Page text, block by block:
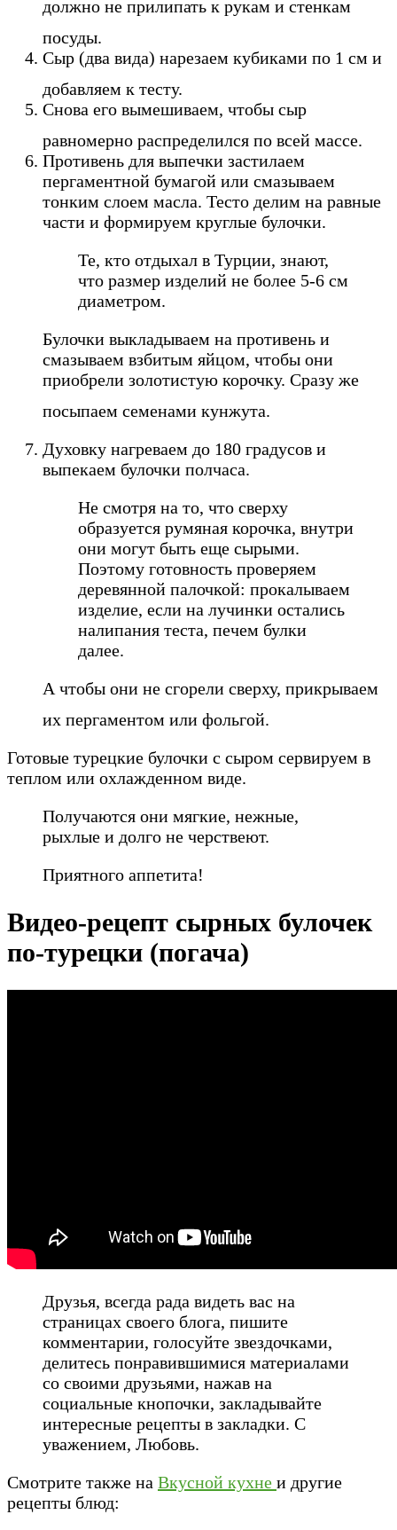
должно не прилипать к рукам и стенкам
посуды.
Сыр (два вида) нарезаем кубиками по 1 см и
добавляем к тесту.
Снова его вымешиваем, чтобы сыр
равномерно распределился по всей массе.
Противень для выпечки застилаем
пергаментной бумагой или смазываем
тонким слоем масла. Тесто делим на равные
части и формируем круглые булочки.
Те, кто отдыхал в Турции, знают,
что размер изделий не более 5-6 см
диаметром.
Булочки выкладываем на противень и
смазываем взбитым яйцом, чтобы они
приобрели золотистую корочку. Сразу же
посыпаем семенами кунжута.
Духовку нагреваем до 180 градусов и
выпекаем булочки полчаса.
Не смотря на то, что сверху
образуется румяная корочка, внутри
они могут быть еще сырыми.
Поэтому готовность проверяем
деревянной палочкой: прокалываем
изделие, если на лучинки остались
налипания теста, печем булки
далее.
А чтобы они не сгорели сверху, прикрываем
их пергаментом или фольгой.
Готовые турецкие булочки с сыром сервируем в
теплом или охлажденном виде.
Получаются они мягкие, нежные,
рыхлые и долго не черствеют.
Приятного аппетита!
Видео-рецепт сырных булочек
по-турецки (погача)
Друзья, всегда рада видеть вас на
страницах своего блога, пишите
комментарии, голосуйте звездочками,
делитесь понравившимися материалами
со своими друзьями, нажав на
социальные кнопочки, закладывайте
интересные рецепты в закладки. С
уважением, Любовь.
Смотрите также на Вкусной кухне и другие
рецепты блюд: